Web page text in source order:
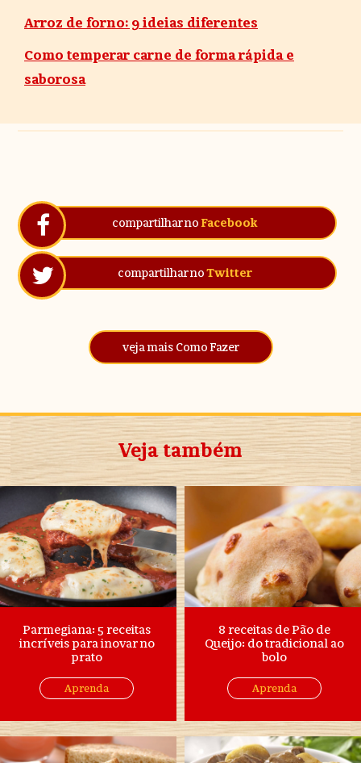
Arroz de forno: 9 ideias diferentes
Como temperar carne de forma rápida e
saborosa
compartilhar no Facebook
compartilhar noTwitter
veja mais Como Fazer
Veja também
Parmegiana: 5 receitas
incríveis para inovar no
prato
Aprenda
8 receitas de Pão de
Queijo: do tradicional ao
bolo
Aprenda